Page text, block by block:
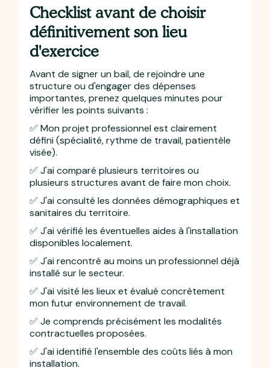
Checklist avant de choisir
définitivement son lieu
d'exercice
Avant de signer un bail, de rejoindre une
structure ou d'engager des dépenses
importantes, prenez quelques minutes pour
vérifier les points suivants :
✅ Mon projet professionnel est clairement
défini (spécialité, rythme de travail, patientèle
visée).
✅ J'ai comparé plusieurs territoires ou
plusieurs structures avant de faire mon choix.
✅ J'ai consulté les données démographiques et
sanitaires du territoire.
✅ J'ai vérifié les éventuelles aides à l'installation
disponibles localement.
✅ J'ai rencontré au moins un professionnel déjà
installé sur le secteur.
✅ J'ai visité les lieux et évalué concrètement
mon futur environnement de travail.
✅ Je comprends précisément les modalités
contractuelles proposées.
✅ J'ai identifié l'ensemble des coûts liés à mon
installation.